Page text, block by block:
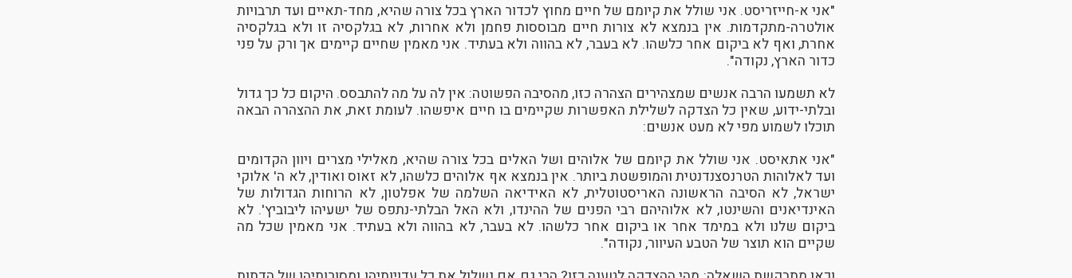
"אני א-חייזריסט. אני שולל את קיומם של חיים מחוץ לכדור הארץ בכל צורה שהיא, מחד-תאיים ועד תרבויות
אולטרה-מתקדמות. אין בנמצא לא צורות חיים מבוססות פחמן ולא אחרות, לא בגלקסיה זו ולא בגלקסיה
אחרת, ואף לא ביקום אחר כלשהו. לא בעבר, לא בהווה ולא בעתיד. אני מאמין שחיים קיימים אך ורק על פני
כדור הארץ, נקודה".
לא תשמעו הרבה אנשים שמצהירים הצהרה כזו, מהסיבה הפשוטה: אין לה על מה להתבסס. היקום כל כך גדול
ובלתי-ידוע, שאין כל הצדקה לשלילת האפשרות שקיימים בו חיים איפשהו. לעומת זאת, את ההצהרה הבאה
תוכלו לשמוע מפי לא מעט אנשים:
"אני אתאיסט. אני שולל את קיומם של אלוהים ושל האלים בכל צורה שהיא, מאלילי מצרים ויוון הקדומים
ועד לאלוהות הטרנסצנדנטית והמופשטת ביותר. אין בנמצא אף אלוהים כלשהו, לא זאוס ואודין, לא ה' אלוקי
ישראל, לא הסיבה הראשונה האריסטוטלית, לא האידיאה השלמה של אפלטון, לא הרוחות הגדולות של
האינדיאנים והשינטו, לא אלוהיהם רבי הפנים של ההינדו, ולא האל הבלתי-נתפס של ישעיהו ליבוביץ'. לא
ביקום שלנו ולא במימד אחר או ביקום אחר כלשהו. לא בעבר, לא בהווה ולא בעתיד. אני מאמין שכל מה
שקיים הוא תוצר של הטבע העיוור, נקודה".